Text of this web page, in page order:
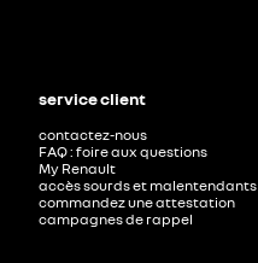
service client
contactez-nous
FAQ : foire aux questions
My Renault
accès sourds et malentendants
commandez une attestation
campagnes de rappel